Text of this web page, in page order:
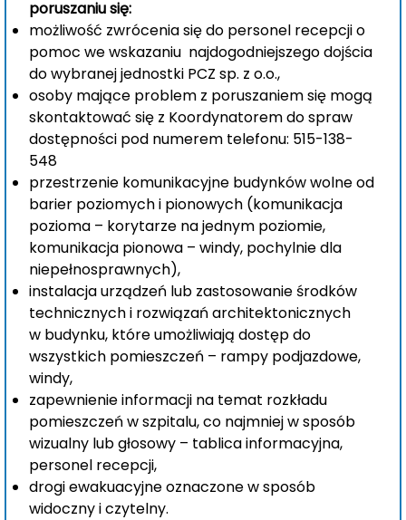
poruszaniu się:
możliwość zwrócenia się do personel recepcji o
pomoc we wskazaniu najdogodniejszego dojścia
do wybranej jednostki PCZ sp. z o.o.,
osoby mające problem z poruszaniem się mogą
skontaktować się z Koordynatorem do spraw
dostępności pod numerem telefonu: 515-138-
548
przestrzenie komunikacyjne budynków wolne od
barier poziomych i pionowych (komunikacja
pozioma – korytarze na jednym poziomie,
komunikacja pionowa – windy, pochylnie dla
niepełnosprawnych),
instalacja urządzeń lub zastosowanie środków
technicznych i rozwiązań architektonicznych
w budynku, które umożliwiają dostęp do
wszystkich pomieszczeń – rampy podjazdowe,
windy,
zapewnienie informacji na temat rozkładu
pomieszczeń w szpitalu, co najmniej w sposób
wizualny lub głosowy – tablica informacyjna,
personel recepcji,
drogi ewakuacyjne oznaczone w sposób
widoczny i czytelny.